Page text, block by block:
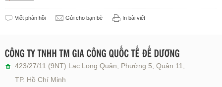
Viết phản hồi Gửi cho bạn bè In bài viết
423/27/11 (9NT) Lạc Long Quân, Phường 5, Quận 11,
TP. Hồ Chí Minh